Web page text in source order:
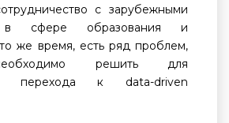
с зарубежными
в сфере образования и
же время, есть ряд проблем,
решить для
перехода к data-driven